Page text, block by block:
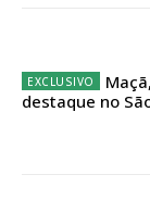
Edição
destaque no